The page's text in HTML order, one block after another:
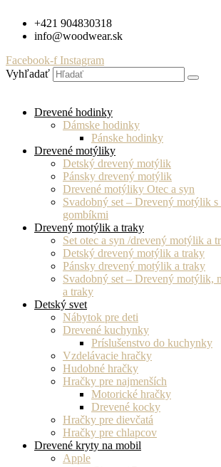
obsah
+421 904830318
info@woodwear.sk
Facebook-f Instagram
Vyhľadať
Drevené hodinky
Dámske hodinky
Pánske hodinky
Drevené motýliky
Detský drevený motýlik
Pánsky drevený motýlik
Drevené motýliky Otec a syn
Svadobný set – Drevený motýlik s
gombíkmi
Drevený motýlik a traky
Set otec a syn /drevený motýlik a
Detský drevený motýlik a traky
Pánsky drevený motýlik a traky
Svadobný set – Drevený motýlik,
a traky
Detský svet
Nábytok pre deti
Drevené kuchynky
Príslušenstvo do kuchynky
Vzdelávacie hračky
Hudobné hračky
Hračky pre najmenších
Motorické hračky
Drevené kocky
Hračky pre dievčatá
Hračky pre chlapcov
Drevené kryty na mobil
Apple